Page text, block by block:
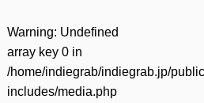
Warning: Undefined
array key 0 in
/home/indiegrab/indiegrab.jp/
includes/media.php